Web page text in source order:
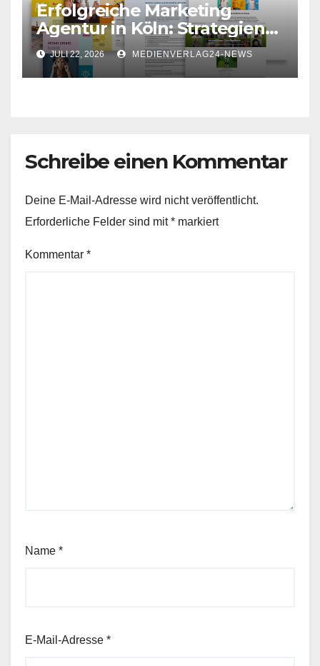
Erfolgreiche Marketing
Agentur in Köln: Strategien
für Ihr Unternehmen
JULI 22, 2026 MEDIENVERLAG24-NEWS
Schreibe einen Kommentar
Deine E-Mail-Adresse wird nicht veröffentlicht.
Erforderliche Felder sind mit* markiert
Kommentar *
Name *
E-Mail-Adresse *